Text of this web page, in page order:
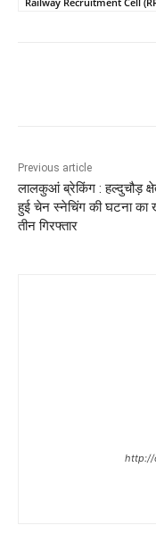
Previous article
लालकुआं ब्रेकिंग : हल्दुचौड़
हुई चेन स्नेचिंग की घटना का
तीन गिरफ्तार
http://